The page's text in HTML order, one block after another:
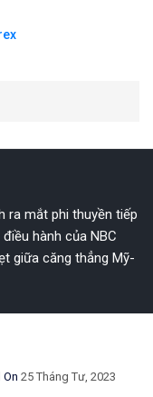
ra mắt phi thuyền tiếp
hành của NBC
giữa căng thẳng Mỹ-
25 Tháng Tư, 2023